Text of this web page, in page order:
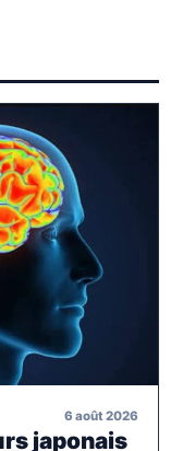
6 août 2026
japonais